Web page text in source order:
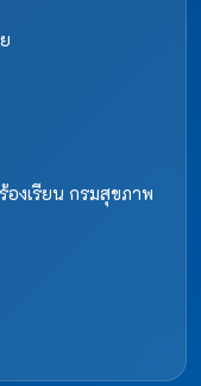
งเรียน กรมสุขภาพ